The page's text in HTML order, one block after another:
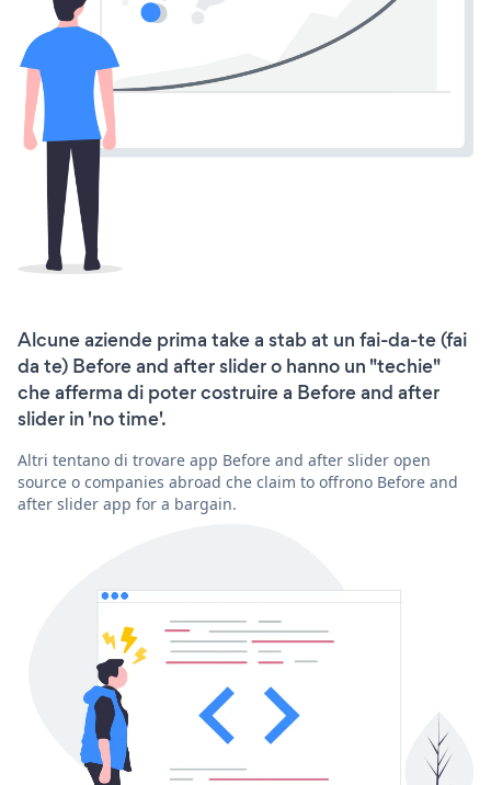
Alcune aziende prima take a stab at un fai-da-te (fai
da te) Before and after slider o hanno un "techie"
che afferma di poter costruire a Before and after
slider in 'no time'.
Altri tentano di trovare app Before and after slider open
source o companies abroad che claim to offrono Before and
after slider app for a bargain.